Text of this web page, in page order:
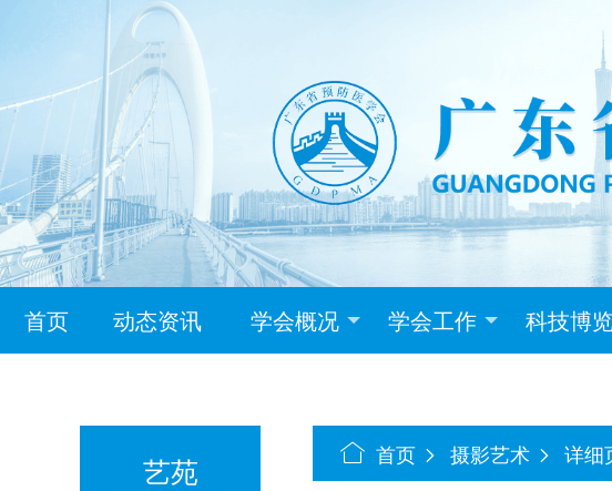
首页 动态资讯 学会概况 学会工作 科技博
艺苑 首页 摄影艺术 详细